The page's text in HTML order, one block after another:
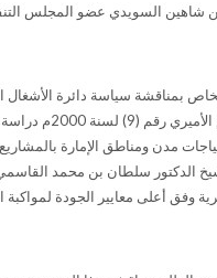
السويدي عضو المجلس
بمناقشة سياسة دائرة الأشغال
دائرة الأشغال العامة في إمارة
مدن ومناطق الإمارة
الدكتور سلطان بن محمد
وفق أعلى معايير الجودة لمواكبة